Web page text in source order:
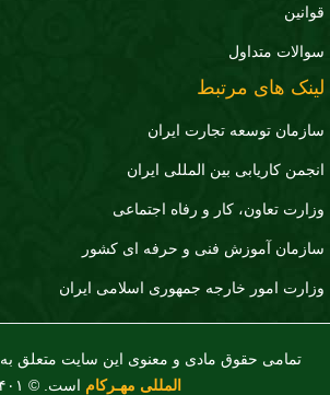
قوانین
سوالات متداول
لینک های مرتبط
سازمان توسعه تجارت ايران
انجمن کاریابی بین المللی ایران
وزارت تعاون، کار و رفاه اجتماعی
سازمان آموزش فنی و حرفه ای کشور
وزارت امور خارجه جمهوری اسلامی ایران
تمامی حقوق مادی و معنوی این سایت متعلق به
المللی مهـرکام است. © ۱۴۰۱